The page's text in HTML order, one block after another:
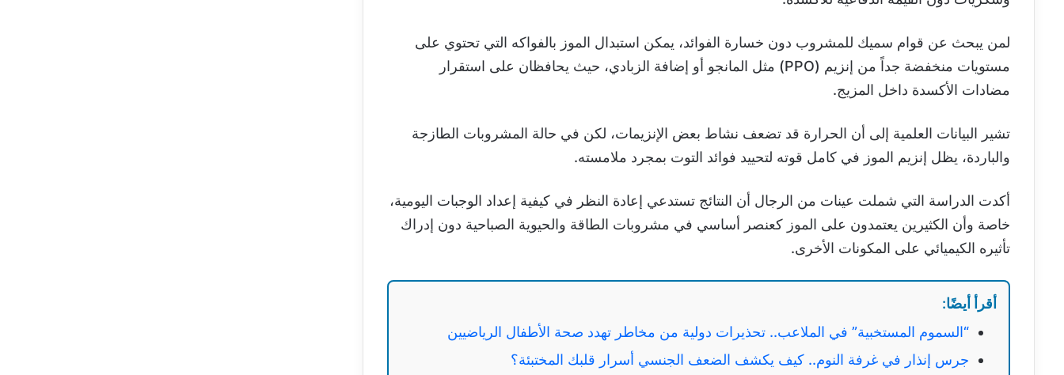
لمن يبحث عن قوام سميك للمشروب دون خسارة الفوائد، يمكن استبدال الموز بالفواكه التي تحتوي على
مستويات منخفضة جداً من إنزيم (PPO) مثل المانجو أو إضافة الزبادي، حيث يحافظان على استقرار
مضادات الأكسدة داخل المزيج.
تشير البيانات العلمية إلى أن الحرارة قد تضعف نشاط بعض الإنزيمات، لكن في حالة المشروبات الطازجة
والباردة، يظل إنزيم الموز في كامل قوته لتحييد فوائد التوت بمجرد ملامسته.
أكدت الدراسة التي شملت عينات من الرجال أن النتائج تستدعي إعادة النظر في كيفية إعداد الوجبات اليومية،
خاصة وأن الكثيرين يعتمدون على الموز كعنصر أساسي في مشروبات الطاقة والحيوية الصباحية دون إدراك
تأثيره الكيميائي على المكونات الأخرى.
أقرأ أيضًا:
“السموم المستخبية” في الملاعب.. تحذيرات دولية من مخاطر تهدد صحة الأطفال الرياضيين
جرس إنذار في غرفة النوم.. كيف يكشف الضعف الجنسي أسرار قلبك المختبئة؟